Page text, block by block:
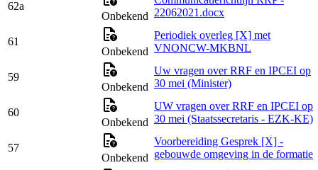
62a
Onbekend 22062021.docx
61
Onbekend
Periodiek overleg [X] met
VNONCW-MKBNL
59
Onbekend
Uw vragen over RRF en IPCEI op
30 mei (Minister)
60
Onbekend
UW vragen over RRF en IPCEI op
30 mei (Staatssecretaris - EZK-KE)
57
Onbekend
Voorbereiding Gesprek [X] -
gebouwde omgeving in de formatie